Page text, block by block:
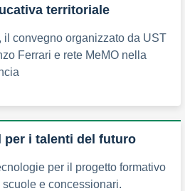
territoriale
il convegno organizzato da UST
Ferrari e rete MeMO nella
per i talenti del futuro
per il progetto formativo
e concessionari.